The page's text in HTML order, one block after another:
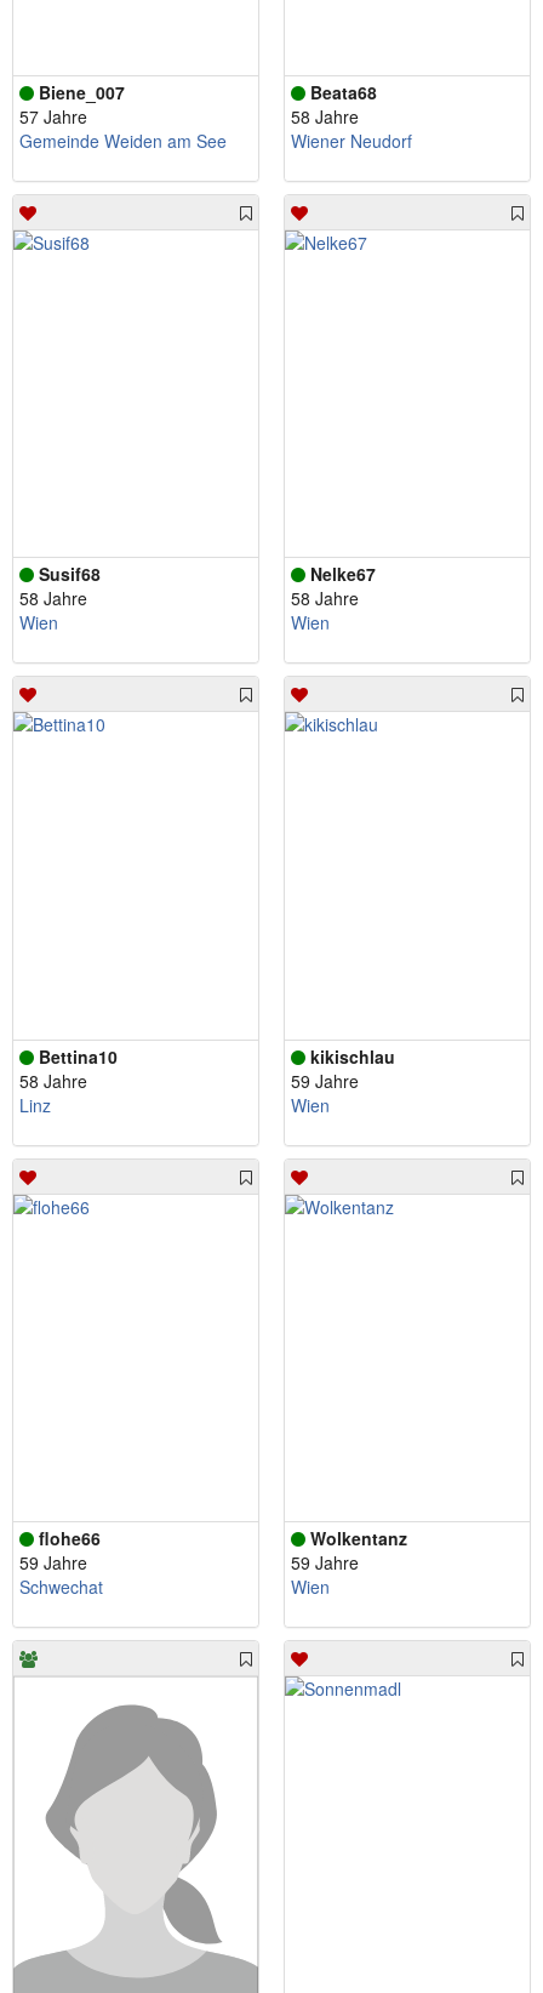
Biene_007
57 Jahre
Gemeinde Weiden am See
Beata68
58 Jahre
Wiener Neudorf
Susif68
58 Jahre
Wien
Nelke67
58 Jahre
Wien
Bettina10
58 Jahre
Linz
kikischlau
59 Jahre
Wien
flohe66
59 Jahre
Schwechat
Wolkentanz
59 Jahre
Wien